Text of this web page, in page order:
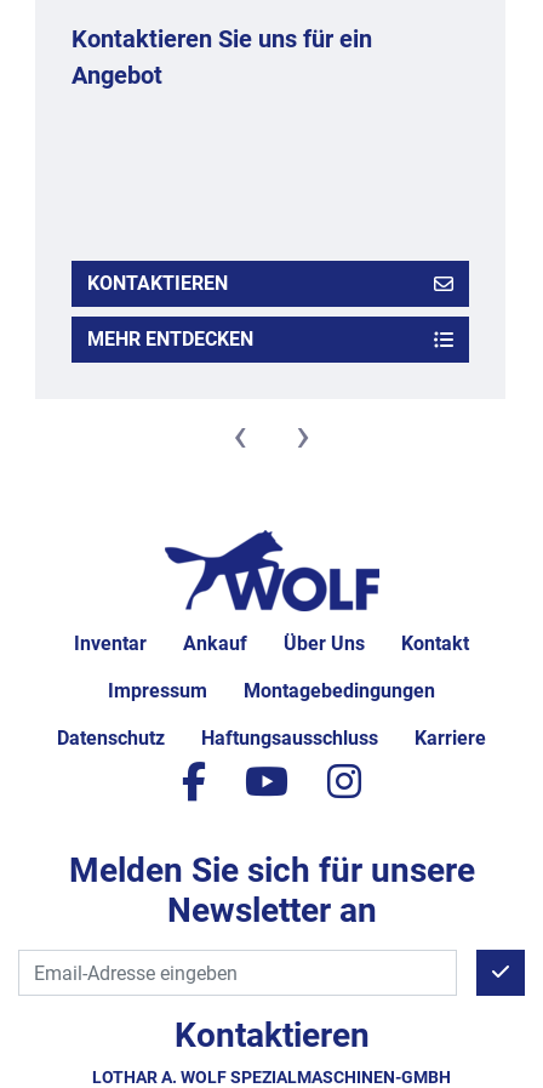
Kontaktieren Sie uns für ein
Angebot
KONTAKTIEREN
MEHR ENTDECKEN
‹ ›
Inventar Ankauf Über Uns Kontakt
Impressum Montagebedingungen
Datenschutz Haftungsausschluss Karriere
Kontaktieren
LOTHAR A. WOLF SPEZIALMASCHINEN-GMBH
facebook
youtubeinstagram
Melden Sie sich für unsere
Newsletter an